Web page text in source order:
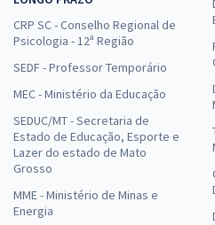
CRP SC - Conselho Regional de
Psicologia - 12ª Região
SEDF - Professor Temporário
MEC - Ministério da Educação
SEDUC/MT - Secretaria de
Estado de Educação, Esporte e
Lazer do estado de Mato
Grosso
MME - Ministério de Minas e
Energia